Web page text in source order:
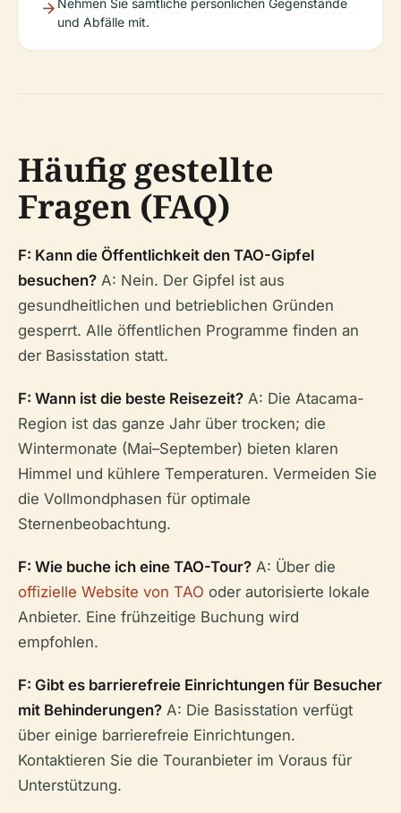
Nehmen Sie sämtliche persönlichen Gegenstände
und Abfälle mit.
Häufig gestellte
Fragen (FAQ)
F: Kann die Öffentlichkeit den TAO-Gipfel
besuchen? A: Nein. Der Gipfel ist aus
gesundheitlichen und betrieblichen Gründen
gesperrt. Alle öffentlichen Programme finden an
der Basisstation statt.
F: Wann ist die beste Reisezeit? A: Die Atacama-
Region ist das ganze Jahr über trocken; die
Wintermonate (Mai–September) bieten klaren
Himmel und kühlere Temperaturen. Vermeiden Sie
die Vollmondphasen für optimale
Sternenbeobachtung.
F: Wie buche ich eine TAO-Tour? A: Über die
offizielle Website von TAO oder autorisierte lokale
Anbieter. Eine frühzeitige Buchung wird
empfohlen.
F: Gibt es barrierefreie Einrichtungen für Besucher
mit Behinderungen? A: Die Basisstation verfügt
über einige barrierefreie Einrichtungen.
Kontaktieren Sie die Touranbieter im Voraus für
Unterstützung.